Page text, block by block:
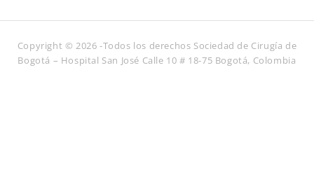
Copyright © 2026 -Todos los derechos Sociedad de Cirugía de
Bogotá – Hospital San José Calle 10 # 18-75 Bogotá, Colombia